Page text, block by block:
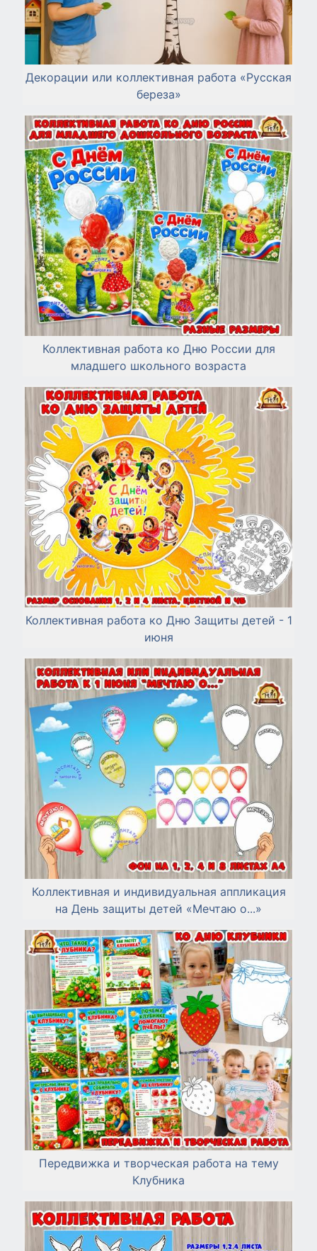
Декорации или коллективная работа «Русская
береза»
Коллективная работа ко Дню России для
младшего школьного возраста
Коллективная работа ко Дню Защиты детей - 1
июня
Коллективная и индивидуальная аппликация
на День защиты детей «Мечтаю о...»
Передвижка и творческая работа на тему
Клубника